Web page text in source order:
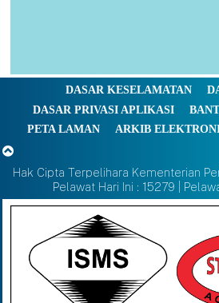
DASAR KESELAMATAN
DASAR PRIVASI APLIKASI
PETA LAMAN
ARKIB
Hak Cipta Terpelihara Kementerian
Pelawat Hari Ini : 15279 |